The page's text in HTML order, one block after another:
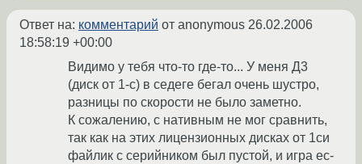
Ответ на: комментарий от anonymous 26.02.2006
18:58:19 +00:00
Видимо у тебя что-то где-то... У меня Д3
(диск от 1-с) в седеге бегал очень шустро,
разницы по скорости не было заметно.
К сожалению, с нативным не мог сравнить,
так как на этих лицензионных дисках от 1си
файлик с серийником был пустой, и игра ес-